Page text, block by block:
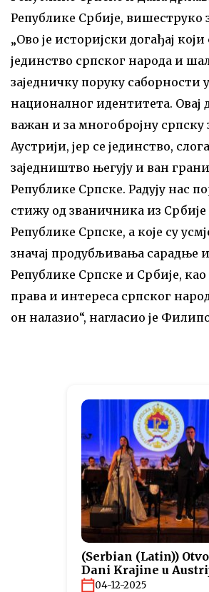
Републике Србије, вишеструко
„Ово је историјски догађај
јединство српског народа и
заједничку поруку саборности
националног идентитета. Овај
важан и за многобројну српску
Аустрији, јер се јединство,
заједништво његују и ван
Републике Српске. Радују нас
стижу од званичника из Србије
Републике Српске, а које су
значај продубљивања сарадње
Републике Српске и Србије,
права и интереса српског
он налазио“, нагласио је
(Serbian (Latin))
Dani Krajine u
04-12-2025